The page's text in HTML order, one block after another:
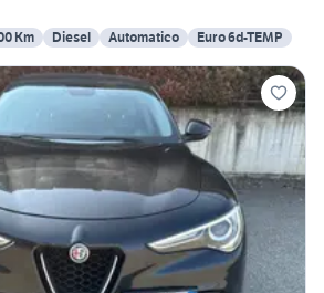
Km Diesel Automatico Euro 6d-TEMP